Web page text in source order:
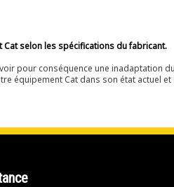
selon les spécifications du fabricant.
pour conséquence une inadaptation
équipement Cat dans son état actuel